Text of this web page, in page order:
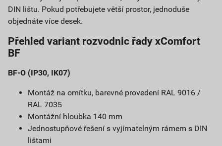
DIN lištu. Pokud potřebujete větší prostor, jednoduše
objednáte více desek.
Přehled variant rozvodnic řady xComfort
BF
BF-O (IP30, IK07)
Montáž na omítku, barevné provedení RAL 9016 /
RAL 7035
Montážní hloubka 140 mm
Jednostupňové řešení s vyjímatelným rámem s DIN
lištami